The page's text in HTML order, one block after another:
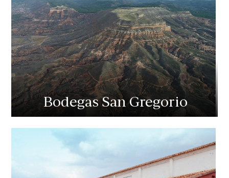
Bodegas San Gregorio